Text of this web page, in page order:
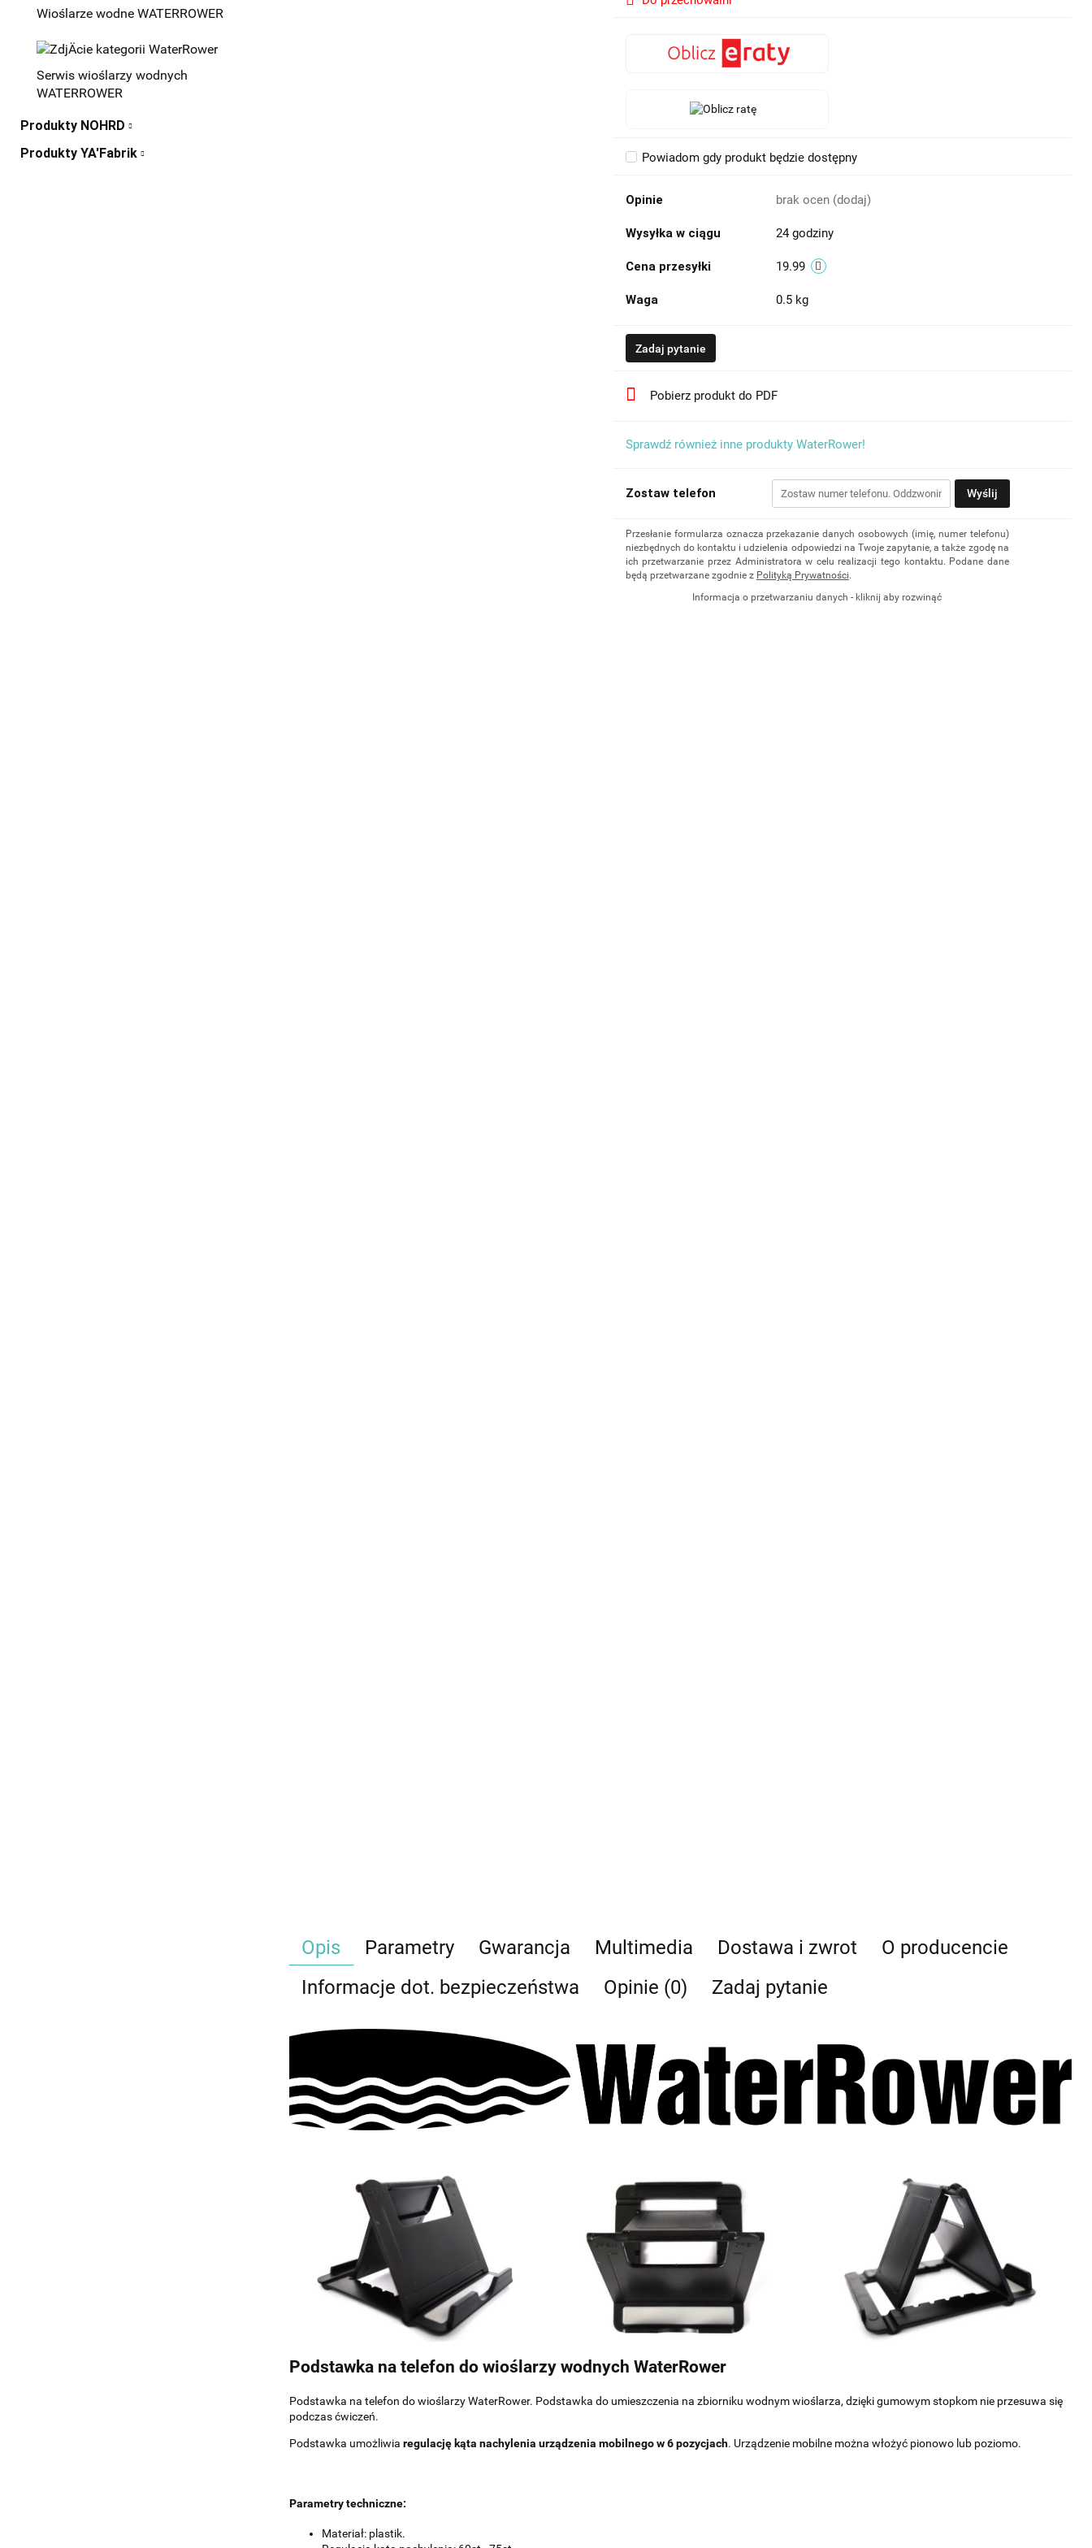
Wioślarze wodne WATERROWER
Serwis wioślarzy wodnych
WATERROWER
Produkty NOHRD
Produkty YA'Fabrik
Powiadom gdy produkt będzie dostępny
Opinie brak ocen (dodaj)
Wysyłka w ciągu 24 godziny
Cena przesyłki 19.99
Waga 0.5 kg
Zadaj pytanie
Pobierz produkt do PDF
Sprawdź również inne produkty WaterRower!
Zostaw telefon Wyślij
Przesłanie formularza oznacza przekazanie danych osobowych (imię, numer telefonu)
niezbędnych do kontaktu i udzielenia odpowiedzi na Twoje zapytanie, a także zgodę na
ich przetwarzanie przez Administratora w celu realizacji tego kontaktu. Podane dane
będą przetwarzane zgodnie z Polityką Prywatności.
Informacja o przetwarzaniu danych - kliknij aby rozwinąć
Opis Parametry Gwarancja Multimedia Dostawa i zwrot
O producencie
Informacje dot. bezpieczeństwa
Opinie (0) Zadaj pytanie
Podstawka na telefon do wioślarzy wodnych WaterRower
Podstawka na telefon do wioślarzy WaterRower. Podstawka do umieszczenia na zbiorniku wodnym wioślarza, dzięki gumowym stopkom nie przesuwa się
podczas ćwiczeń.
Podstawka umożliwia regulację kąta nachylenia urządzenia mobilnego w 6 pozycjach. Urządzenie mobilne można włożyć pionowo lub poziomo.
Parametry techniczne:
Materiał: plastik.